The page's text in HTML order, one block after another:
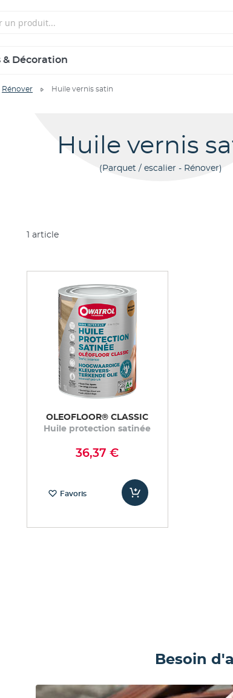
& Décoration
Rénover Huile vernis satin
Huile vernis
Parquet / escalier - Rénover
article
OLEOFLOOR® CLASSIC
Huile protection satinée
36,37 €
Favoris
Besoin